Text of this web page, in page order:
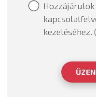
kezeléséhez.